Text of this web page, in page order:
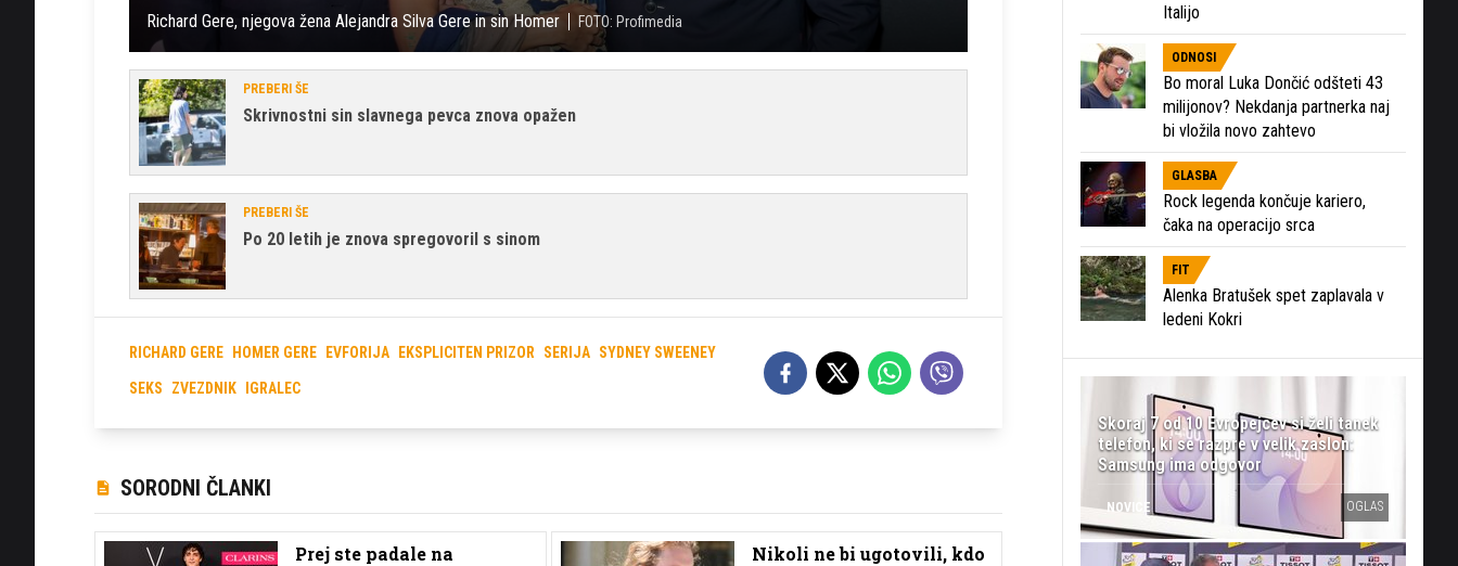
Richard Gere, njegova žena Alejandra Silva Gere in sin Homer FOTO: Profimedia
PREBERI ŠE
Skrivnostni sin slavnega pevca znova opažen
PREBERI ŠE
Po 20 letih je znova spregovoril s sinom
RICHARD GERE HOMER GERE EVFORIJA EKSPLICITEN PRIZOR SERIJA SYDNEY SWEENEY
SEKS ZVEZDNIK IGRALEC
SORODNI ČLANKI
Prej ste padale na
Nikoli ne bi ugotovili, kdo
Italijo
ODNOSI
Bo moral Luka Dončić odšteti 43
milijonov? Nekdanja partnerka naj
bi vložila novo zahtevo
GLASBA
Rock legenda končuje kariero,
čaka na operacijo srca
FIT
Alenka Bratušek spet zaplavala v
ledeni Kokri
Skoraj 7 od 10 Evropejcev si želi tanek
telefon, ki se razpre v velik zaslon:
Samsung ima odgovor
NOVICE OGLAS